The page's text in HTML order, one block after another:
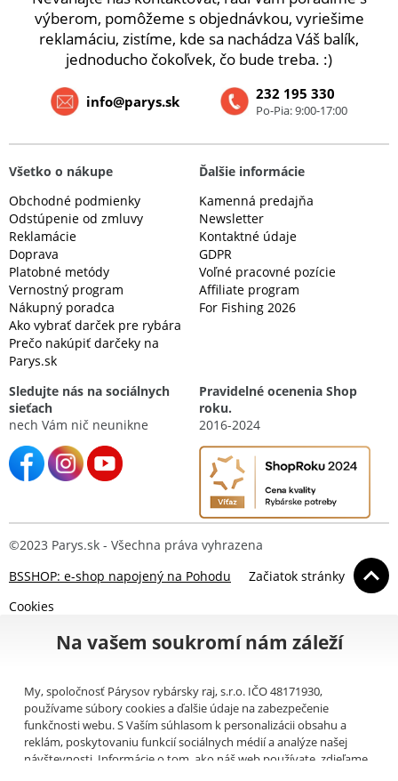
výberom, pomôžeme s objednávkou, vyriešime
reklamáciu, zistíme, kde sa nachádza Váš balík,
jednoducho čokoľvek, čo bude treba. :)
232 195 330
Po-Pia: 9:00-17:00
info@parys.sk
Všetko o nákupe
Obchodné podmienky
Odstúpenie od zmluvy
Reklamácie
Doprava
Platobné metódy
Vernostný program
Nákupný poradca
Ako vybrať darček pre rybára
Prečo nakúpiť darčeky na
Parys.sk
Ďalšie informácie
Kamenná predajňa
Newsletter
Kontaktné údaje
GDPR
Voľné pracovné pozície
Affiliate program
For Fishing 2026
Sledujte nás na sociálnych
sieťach
nech Vám nič neunikne
Pravidelné ocenenia Shop
roku.
2016-2024
©2023 Parys.sk - Všechna práva vyhrazena
BSSHOP: e-shop napojený na Pohodu
Začiatok stránky
Cookies
Na vašem soukromí nám záleží
My, spoločnosť Párysov rybársky raj, s.r.o. IČO 48171930,
používame súbory cookies a ďalšie údaje na zabezpečenie
funkčnosti webu. S Vaším súhlasom k personalizácii obsahu a
reklám, poskytovaniu funkcií sociálnych médií a analýze našej
návštevnosti. Informácie o tom, ako náš web používate, zdieľame